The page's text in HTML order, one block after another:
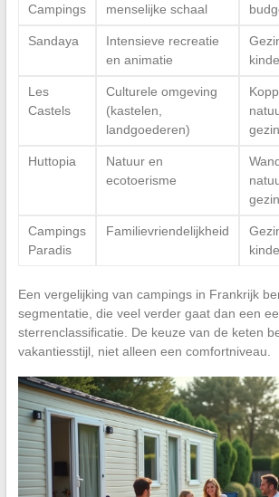
Campings
menselijke schaal
Sandaya
Intensieve recreatie
en animatie
Les
Castels
Culturele omgeving
(kastelen,
landgoederen)
Huttopia
Natuur en
ecotoerisme
Campings
Paradis
Familievriendelijkheid
Een vergelijking van campings in Frankrijk
segmentatie, die veel verder gaat dan een
sterrenclassificatie. De keuze van de keten
vakantiesstijl, niet alleen een comfortniveau.